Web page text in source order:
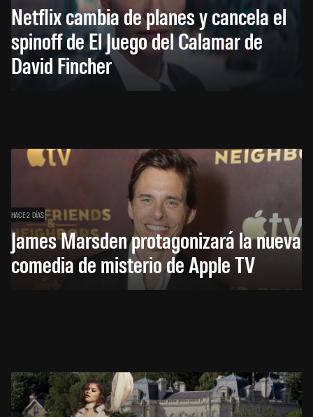
Netflix cambia de planes y cancela el
spinoff de El Juego del Calamar de
David Fincher
HACE 2 DÍAS
James Marsden protagonizará la nueva
comedia de misterio de Apple TV